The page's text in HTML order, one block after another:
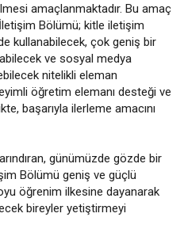
amaçlanmaktadır. Bu amaç
Bölümü; kitle iletişim
kullanabilecek, çok geniş bir
ve sosyal medya
nitelikli eleman
öğretim elemanı desteği ve
başarıyla ilerleme amacını
günümüzde gözde bir
Bölümü geniş ve güçlü
öğrenim ilkesine dayanarak
bireyler yetiştirmeyi